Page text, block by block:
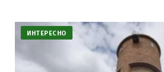
ИНТЕРЕСНО